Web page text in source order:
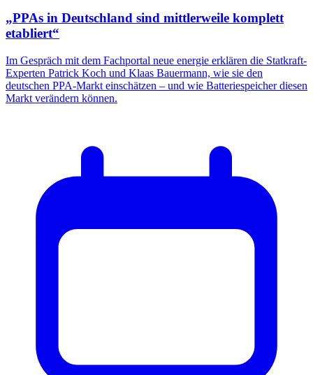
„PPAs in Deutschland sind mittlerweile komplett
etabliert“
Im Gespräch mit dem Fachportal neue energie erklären die Statkraft-
Experten Patrick Koch und Klaas Bauermann, wie sie den
deutschen PPA-Markt einschätzen – und wie Batteriespeicher diesen
Markt verändern können.